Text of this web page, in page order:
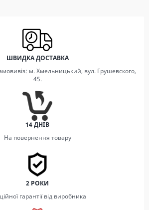
ШВИДКА ДОСТАВКА
м. Хмельницький, вул. Грушевского,
45.
14 ДНІВ
На повернення товару
2 РОКИ
гарантії від виробника